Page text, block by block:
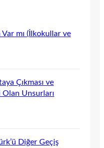
Var mı (İlkokullar ve
Çıkması ve
Unsurları
Diğer Geçiş